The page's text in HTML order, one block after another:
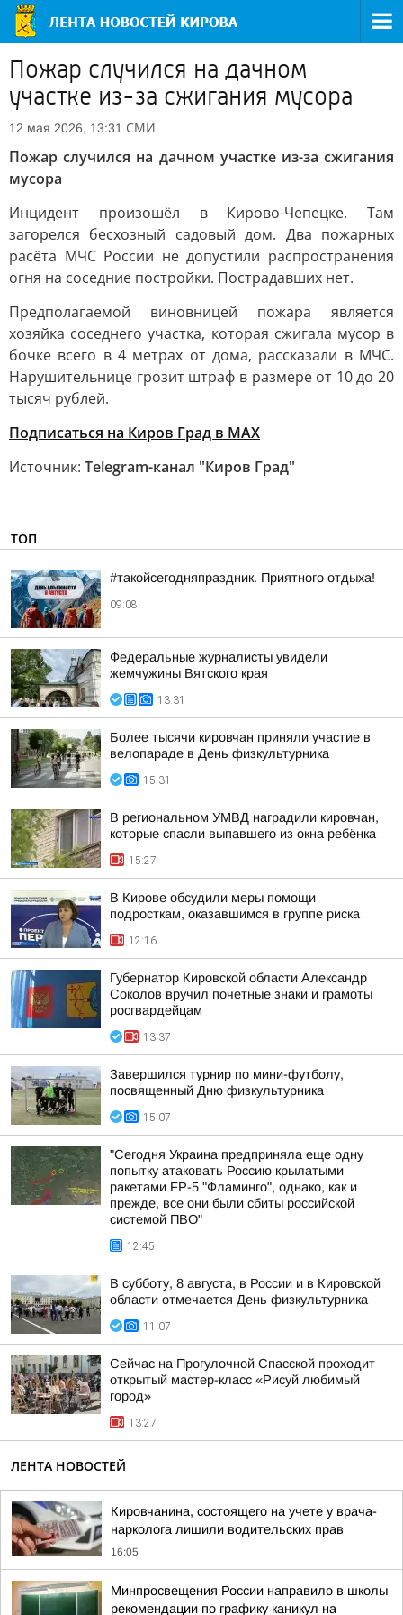
Пожар случился на дачном
участке из-за сжигания мусора
12 мая 2026, 13:31 СМИ
Пожар случился на дачном участке из-за сжигания
мусора
Инцидент произошёл в Кирово-Чепецке. Там
загорелся бесхозный садовый дом. Два пожарных
расёта МЧС России не допустили распространения
огня на соседние постройки. Пострадавших нет.
Предполагаемой виновницей пожара является
хозяйка соседнего участка, которая сжигала мусор в
бочке всего в 4 метрах от дома, рассказали в МЧС.
Нарушительнице грозит штраф в размере от 10 до 20
тысяч рублей.
Подписаться на Киров Град в МАХ
Источник: Telegram-канал "Киров Град"
ТОП
#такойсегодняпраздник. Приятного отдыха!
09:08
Федеральные журналисты увидели
жемчужины Вятского края
13:31
Более тысячи кировчан приняли участие в
велопараде в День физкультурника
15:31
В региональном УМВД наградили кировчан,
которые спасли выпавшего из окна ребёнка
15:27
В Кирове обсудили меры помощи
подросткам, оказавшимся в группе риска
12:16
Губернатор Кировской области Александр
Соколов вручил почетные знаки и грамоты
росгвардейцам
13:37
Завершился турнир по мини-футболу,
посвященный Дню физкультурника
15:07
"Сегодня Украина предприняла еще одну
попытку атаковать Россию крылатыми
ракетами FP-5 "Фламинго", однако, как и
прежде, все они были сбиты российской
системой ПВО"
12:45
В субботу, 8 августа, в России и в Кировской
области отмечается День физкультурника
11:07
Сейчас на Прогулочной Спасской проходит
открытый мастер-класс «Рисуй любимый
город»
13:27
ЛЕНТА НОВОСТЕЙ
Кировчанина, состоящего на учете у врача-
нарколога лишили водительских прав
16:05
Минпросвещения России направило в школы
рекомендации по графику каникул на